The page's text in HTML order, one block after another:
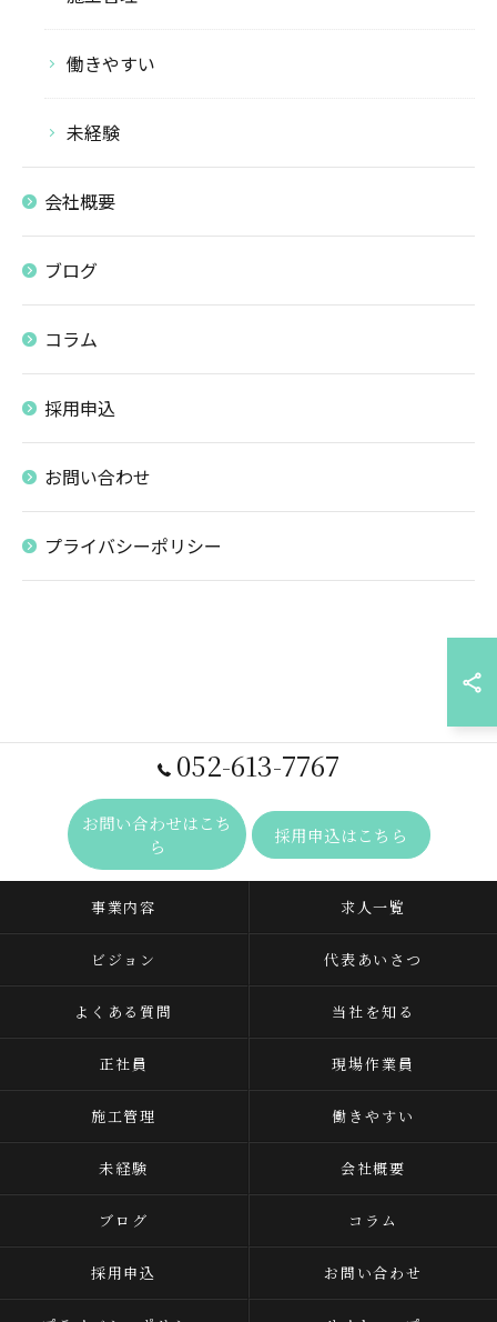
働きやすい
未経験
会社概要
ブログ
コラム
採用申込
お問い合わせ
プライバシーポリシー
052-613-7767
お問い合わせはこち
ら
採用申込はこちら
事業内容 求人一覧
ビジョン 代表あいさつ
よくある質問 当社を知る
正社員 現場作業員
施工管理 働きやすい
未経験 会社概要
ブログ コラム
採用申込 お問い合わせ